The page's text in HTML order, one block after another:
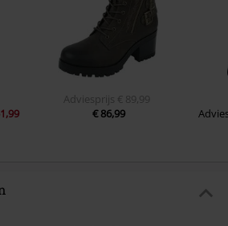
Adviesprijs
€ 89,99
€ 86,99